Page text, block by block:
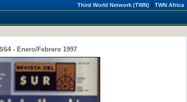
Third World Network (TWN) TWN Africa
64 - Enero/Febrero 1997